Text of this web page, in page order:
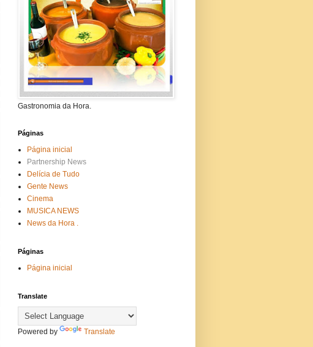
Gastronomia da Hora.
Páginas
Página inicial
Partnership News
Delícia de Tudo
Gente News
Cinema
MUSICA NEWS
News da Hora .
Páginas
Página inicial
Translate
Powered by Translate